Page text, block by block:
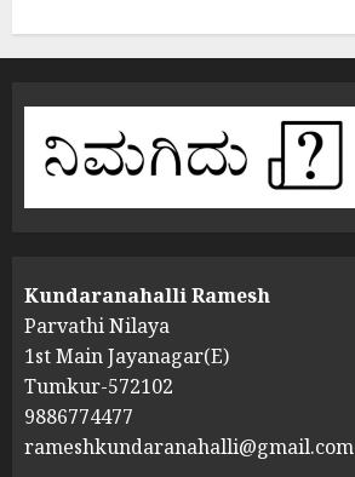
Kundaranahalli Ramesh
Parvathi Nilaya
1st Main Jayanagar(E)
Tumkur-572102
9886774477
rameshkundaranahalli@gmail.com